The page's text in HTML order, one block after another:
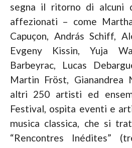
segna il ritorno di alcuni
affezionati – come
Capuçon, András Schiff,
Evgeny Kissin, Yuja
Barbeyrac, Lucas
Martin Fröst,
altri 250 artisti ed
Festival, ospita eventi e
musica classica, che si
“Rencontres Inédites”